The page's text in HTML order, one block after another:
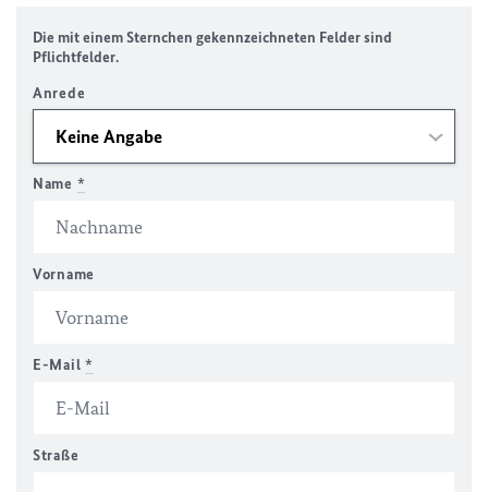
Die mit einem Sternchen gekennzeichneten Felder sind
Pflichtfelder.
Anrede
Name *
Vorname
E-Mail *
Straße